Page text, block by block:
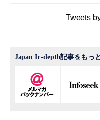
Tweets
Japan In-depth記事をもっ